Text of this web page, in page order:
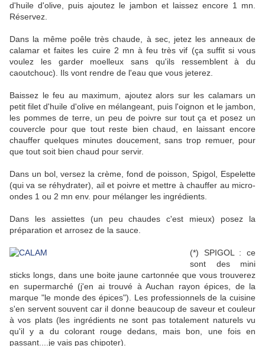
d'huile d'olive, puis ajoutez le jambon et laissez encore 1 mn.
Réservez.
Dans la même poêle très chaude, à sec, jetez les anneaux de
calamar et faites les cuire 2 mn à feu très vif (ça suffit si vous
voulez les garder moelleux sans qu'ils ressemblent à du
caoutchouc). Ils vont rendre de l'eau que vous jeterez.
Baissez le feu au maximum, ajoutez alors sur les calamars un
petit filet d'huile d'olive en mélangeant, puis l'oignon et le jambon,
les pommes de terre, un peu de poivre sur tout ça et posez un
couvercle pour que tout reste bien chaud, en laissant encore
chauffer quelques minutes doucement, sans trop remuer, pour
que tout soit bien chaud pour servir.
Dans un bol, versez la crème, fond de poisson, Spigol, Espelette
(qui va se réhydrater), ail et poivre et mettre à chauffer au micro-
ondes 1 ou 2 mn env. pour mélanger les ingrédients.
Dans les assiettes (un peu chaudes c'est mieux) posez la
préparation et arrosez de la sauce.
(*) SPIGOL : ce
sont des mini
sticks longs, dans une boite jaune cartonnée que vous trouverez
en supermarché (j'en ai trouvé à Auchan rayon épices, de la
marque "le monde des épices"). Les professionnels de la cuisine
s'en servent souvent car il donne beaucoup de saveur et couleur
à vos plats (les ingrédients ne sont pas totalement naturels vu
qu'il y a du colorant rouge dedans, mais bon, une fois en
passant....je vais pas chipoter).